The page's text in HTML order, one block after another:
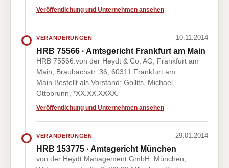
Veröffentlichung und Unternehmen ansehen
VERÄNDERUNGEN 10.11.2014
HRB 75566 · Amtsgericht Frankfurt am Main
HRB 75566:von der Heydt & Co. AG, Frankfurt am
Main, Braubachstr. 36, 60311 Frankfurt am
Main.Bestellt als Vorstand: Gollits, Michael,
Ottobrunn, *XX.XX.XXXX.
Veröffentlichung und Unternehmen ansehen
VERÄNDERUNGEN 29.01.2014
HRB 153775 · Amtsgericht München
von der Heydt Management GmbH, München,